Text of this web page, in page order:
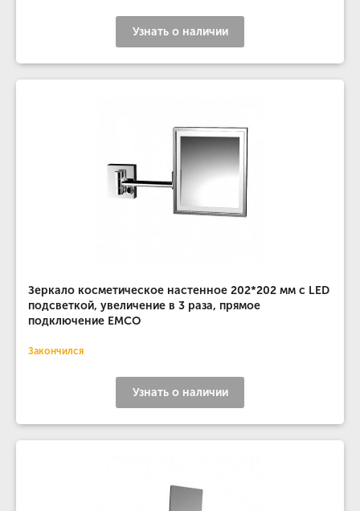
Узнать о наличии
Зеркало косметическое настенное 202*202 мм с LED
подсветкой, увеличение в 3 раза, прямое
подключение EMCO
Закончился
Узнать о наличии